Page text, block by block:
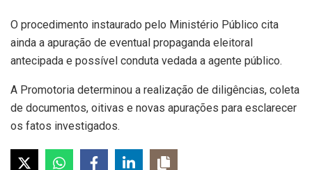
O procedimento instaurado pelo Ministério Público cita
ainda a apuração de eventual propaganda eleitoral
antecipada e possível conduta vedada a agente público.
A Promotoria determinou a realização de diligências, coleta
de documentos, oitivas e novas apurações para esclarecer
os fatos investigados.